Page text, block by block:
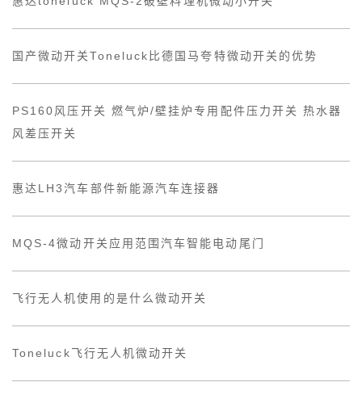
国产微动开关Toneluck比德国马夸特微动开关的优势
PS160风压开关 燃气炉/壁挂炉专用配件压力开关 热水器
风差压开关
惠达LH3汽车部件新能源汽车连接器
MQS-4微动开关应用范围汽车智能电动尾门
飞行无人机使用的是什么微动开关
Toneluck飞行无人机微动开关